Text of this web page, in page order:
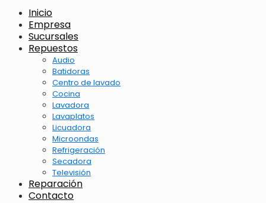
Inicio
Empresa
Sucursales
Repuestos
Audio
Batidoras
Centro de lavado
Cocina
Lavadora
Lavaplatos
Licuadora
Microondas
Refrigeración
Secadora
Televisión
Reparación
Contacto